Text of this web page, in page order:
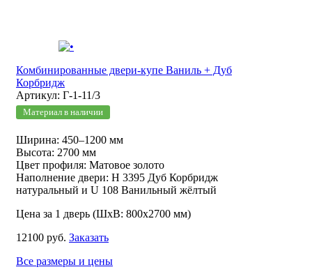
Комбинированные двери-купе Ваниль + Дуб
Корбридж
Артикул: Г-1-11/3
Материал в наличии
Ширина: 450–1200 мм
Высота: 2700 мм
Цвет профиля: Матовое золото
Наполнение двери: Н 3395 Дуб Корбридж
натуральный и U 108 Ванильный жёлтый
Цена за 1 дверь (ШхВ: 800х2700 мм)
12100 руб. Заказать
Все размеры и цены